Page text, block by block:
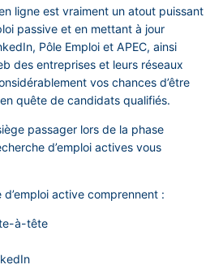
ligne est vraiment un atout puissant
passive et en mettant à jour
Pôle Emploi et APEC, ainsi
des entreprises et leurs réseaux
vos chances d’être
quête de candidats qualifiés.
passager lors de la phase
d’emploi actives vous
active comprennent :
à-tête